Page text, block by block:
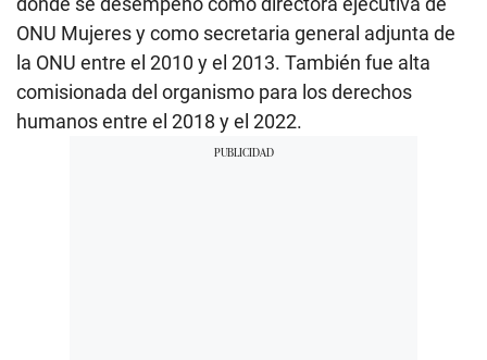
ONU Mujeres y como secretaria general adjunta de
la ONU entre el 2010 y el 2013. También fue alta
comisionada del organismo para los derechos
humanos entre el 2018 y el 2022.